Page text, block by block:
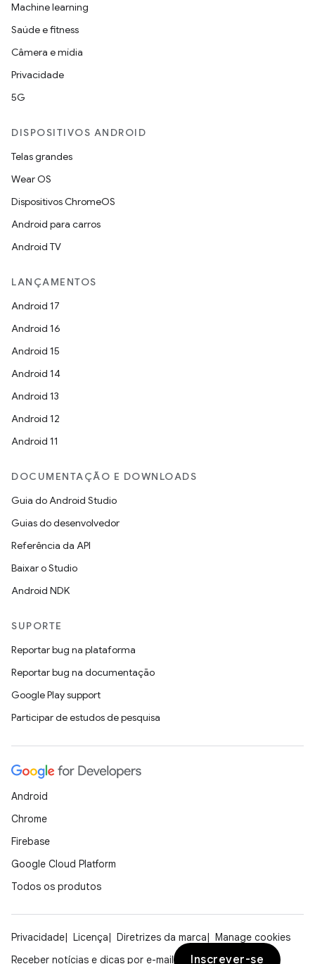
Machine learning
Saúde e fitness
Câmera e mídia
Privacidade
5G
DISPOSITIVOS ANDROID
Telas grandes
Wear OS
Dispositivos ChromeOS
Android para carros
Android TV
LANÇAMENTOS
Android 17
Android 16
Android 15
Android 14
Android 13
Android 12
Android 11
DOCUMENTAÇÃO E DOWNLOADS
Guia do Android Studio
Guias do desenvolvedor
Referência da API
Baixar o Studio
Android NDK
SUPORTE
Reportar bug na plataforma
Reportar bug na documentação
Google Play support
Participar de estudos de pesquisa
Android
Chrome
Firebase
Google Cloud Platform
Todos os produtos
Privacidade Licença Diretrizes da marca
Manage cookies
Receber notícias e dicas por e-mail
Inscrever-se